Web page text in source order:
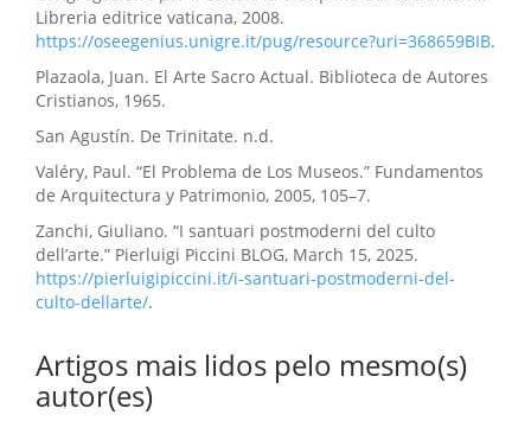
Libreria editrice vaticana, 2008.
https://oseegenius.unigre.it/pug/resource?uri=368659BIB.
Plazaola, Juan. El Arte Sacro Actual. Biblioteca de Autores
Cristianos, 1965.
San Agustín. De Trinitate. n.d.
Valéry, Paul. “El Problema de Los Museos.” Fundamentos
de Arquitectura y Patrimonio, 2005, 105–7.
Zanchi, Giuliano. “I santuari postmoderni del culto
dell’arte.” Pierluigi Piccini BLOG, March 15, 2025.
https://pierluigipiccini.it/i-santuari-postmoderni-del-
culto-dellarte/.
Artigos mais lidos pelo mesmo(s)
autor(es)